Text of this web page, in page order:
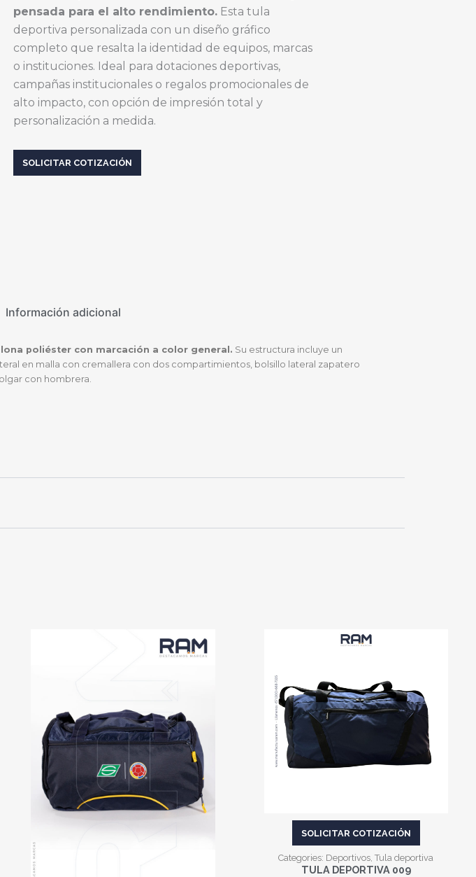
pensada para el alto rendimiento. Esta tula
deportiva personalizada con un diseño gráfico
completo que resalta la identidad de equipos, marcas
o instituciones. Ideal para dotaciones deportivas,
campañas institucionales o regalos promocionales de
alto impacto, con opción de impresión total y
personalización a medida.
SOLICITAR COTIZACIÓN
Información adicional
poliéster con marcación a color general. Su estructura incluye un
en malla con cremallera con dos compartimientos, bolsillo lateral zapatero
con hombrera.
VER MÁS
VER MÁS
SOLICITAR COTIZACIÓN
Categories: Deportivos,Tula deportiva
TULA DEPORTIVA 009